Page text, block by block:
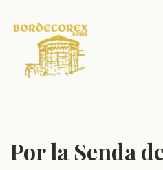
contenido
Por la Senda